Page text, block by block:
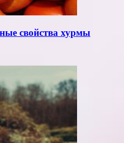
свойства хурмы